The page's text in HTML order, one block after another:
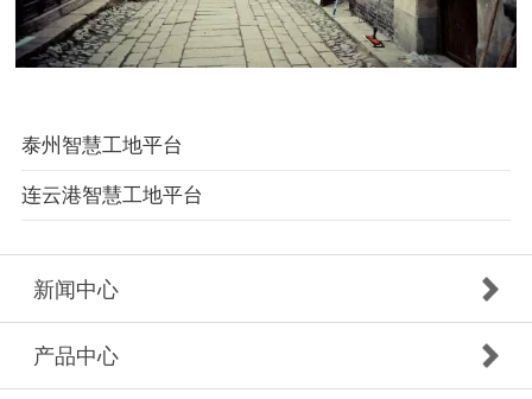
泰州智慧工地平台
连云港智慧工地平台
新闻中心
产品中心